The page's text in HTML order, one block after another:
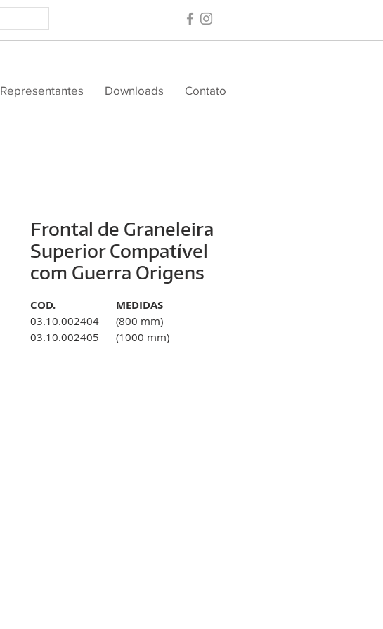
Representantes Downloads Contato
Frontal de Graneleira
Superior Compatível
com Guerra Origens
COD.
03.10.002404
MEDIDAS
(800 mm)
03.10.002405
(1000 mm)